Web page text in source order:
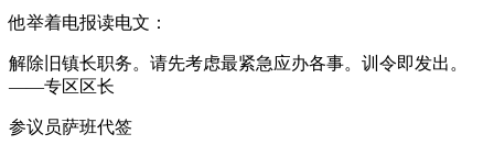
他举着电报读电文：
解除旧镇长职务。请先考虑最紧急应办各事。训令即发出。
——专区区长
参议员萨班代签